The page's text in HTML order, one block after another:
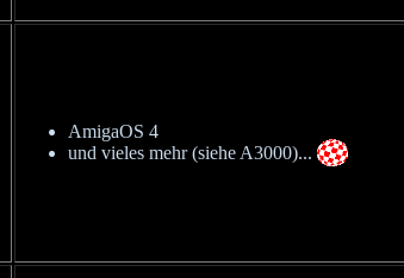
AmigaOS 4
und vieles mehr (siehe A3000)...